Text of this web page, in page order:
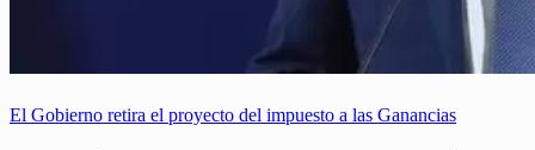
El Gobierno retira el proyecto del impuesto a las Ganancias